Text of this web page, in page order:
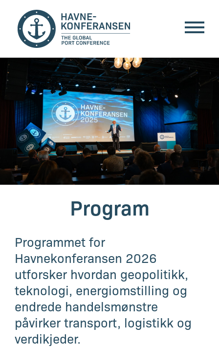
Program
Programmet for
Havnekonferansen 2026
utforsker hvordan geopolitikk,
teknologi, energiomstilling og
endrede handelsmønstre
påvirker transport, logistikk og
verdikjeder.